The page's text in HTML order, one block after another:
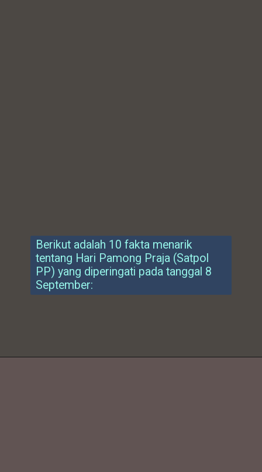
Berikut adalah 10 fakta menarik
tentang Hari Pamong Praja (Satpol
PP) yang diperingati pada tanggal 8
September: